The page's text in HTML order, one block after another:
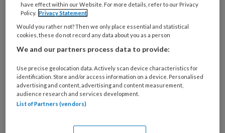
PREMIUM
Bekijk de mogelijkheden
have effect within our Website. For more details, refer to our Privacy
Policy. Privacy Statement
Would you rather not? Then we only place essential and statistical
cookies, these do not record any data about you as a person
We and our partners process data to provide:
Use precise geolocation data. Actively scan device characteristics for
identification. Store and/or access information on a device. Personalised
advertising and content, advertising and content measurement,
audience research and services development.
List of Partners (vendors)